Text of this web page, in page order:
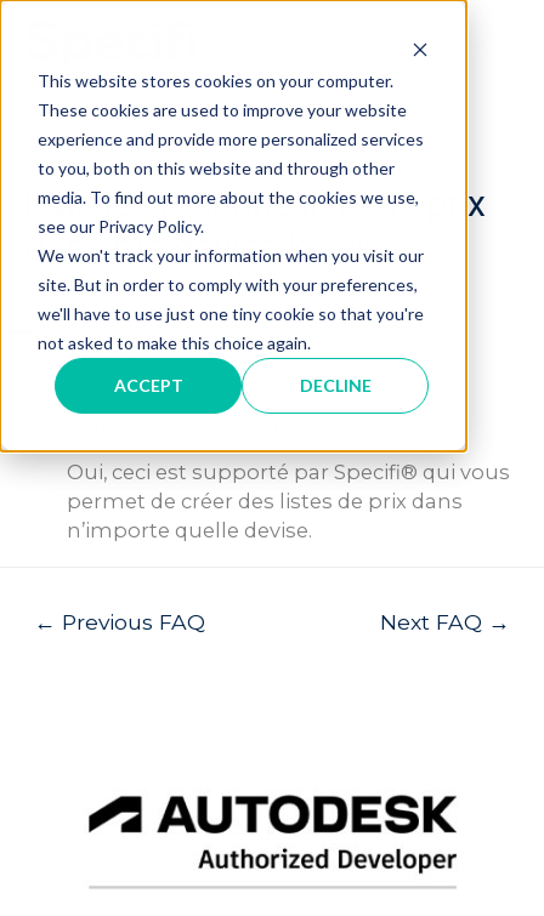
This website stores cookies on your computer.
These cookies are used to improve your website
experience and provide more personalized services
to you, both on this website and through other
media. To find out more about the cookies we use,
see our Privacy Policy.
We won't track your information when you visit our
site. But in order to comply with your preferences,
we'll have to use just one tiny cookie so that you're
not asked to make this choice again.
ACCEPT DECLINE
content
Puis-je créer une liste de prix
dans ma devise locale ?
A
Puis-je créer une liste de prix dans ma devise
locale ?
Oui, ceci est supporté par Specifi® qui vous
permet de créer des listes de prix dans
n’importe quelle devise.
← Previous FAQ Next FAQ →